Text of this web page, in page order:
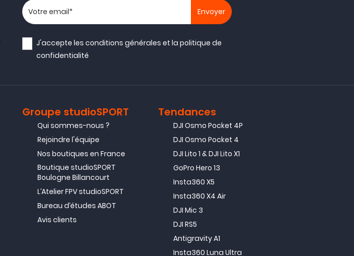
Votre adresse email
J'accepte lesconditions générales et lapolitique de
confidentialité
Groupe studioSPORT
Qui sommes-nous ?
Rejoindre l'équipe
Nos boutiques en France
Boutique studioSPORT
Boulogne Billancourt
L’Atelier FPV studioSPORT
Bureau d’études ABOT
Avis clients
Tendances
DJI Osmo Pocket 4P
DJI Osmo Pocket 4
DJI Lito 1 & DJI Lito X1
GoPro Hero 13
Insta360 X5
Insta360 X4 Air
DJI Mic 3
DJI RS5
Antigravity A1
Insta360 Luna Ultra